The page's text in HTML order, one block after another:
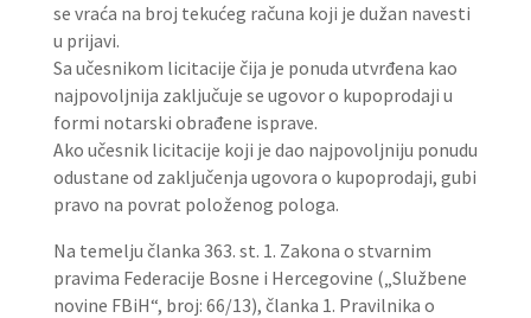
se vraća na broj tekućeg računa koji je dužan navesti
u prijavi.
Sa učesnikom licitacije čija je ponuda utvrđena kao
najpovoljnija zaključuje se ugovor o kupoprodaji u
formi notarski obrađene isprave.
Ako učesnik licitacije koji je dao najpovoljniju ponudu
odustane od zaključenja ugovora o kupoprodaji, gubi
pravo na povrat položenog pologa.
Na temelju članka 363. st. 1. Zakona o stvarnim
pravima Federacije Bosne i Hercegovine („Službene
novine FBiH“, broj: 66/13), članka 1. Pravilnika o